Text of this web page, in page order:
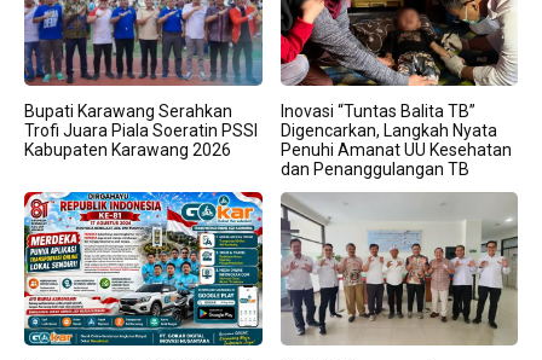
Bupati Karawang Serahkan
Trofi Juara Piala Soeratin PSSI
Kabupaten Karawang 2026
Inovasi “Tuntas Balita TB”
Digencarkan, Langkah Nyata
Penuhi Amanat UU Kesehatan
dan Penanggulangan TB